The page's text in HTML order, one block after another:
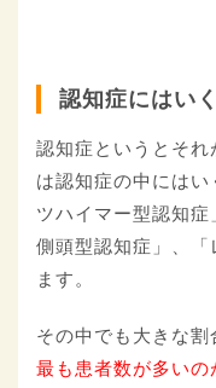
認知症にはい
認知症というとそ
は認知症の中には
ツハイマー型認知
側頭型認知症」、「
ます。
その中でも大きな
最も患者数が多い